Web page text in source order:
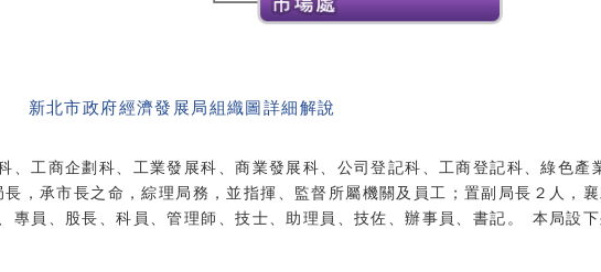
新北市政府經濟發展局組織圖詳細解說
工商企劃科、工業發展科、商業發展科、公司登記科、工商登記科、綠色產
，承市長之命，綜理局務，並指揮、監督所屬機關及員工；置副局長２人，
專員、股長、科員、管理師、技士、助理員、技佐、辦事員、書記。 本局設